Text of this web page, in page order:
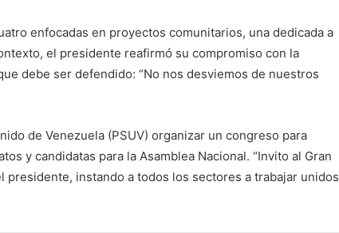
enfocadas en proyectos comunitarios, una dedicada a
el presidente reafirmó su compromiso con la
debe ser defendido: “No nos desviemos de nuestros
de Venezuela (PSUV) organizar un congreso para
y candidatas para la Asamblea Nacional. “Invito al Gran
presidente, instando a todos los sectores a trabajar unidos